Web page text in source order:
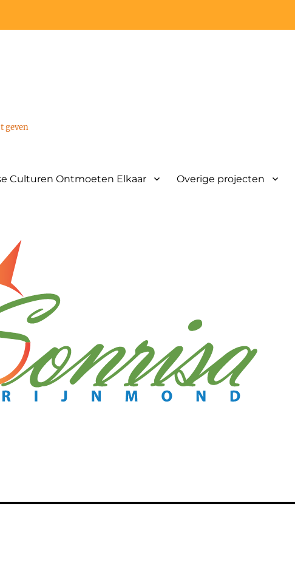
geven
Culturen Ontmoeten Elkaar Overige projecten